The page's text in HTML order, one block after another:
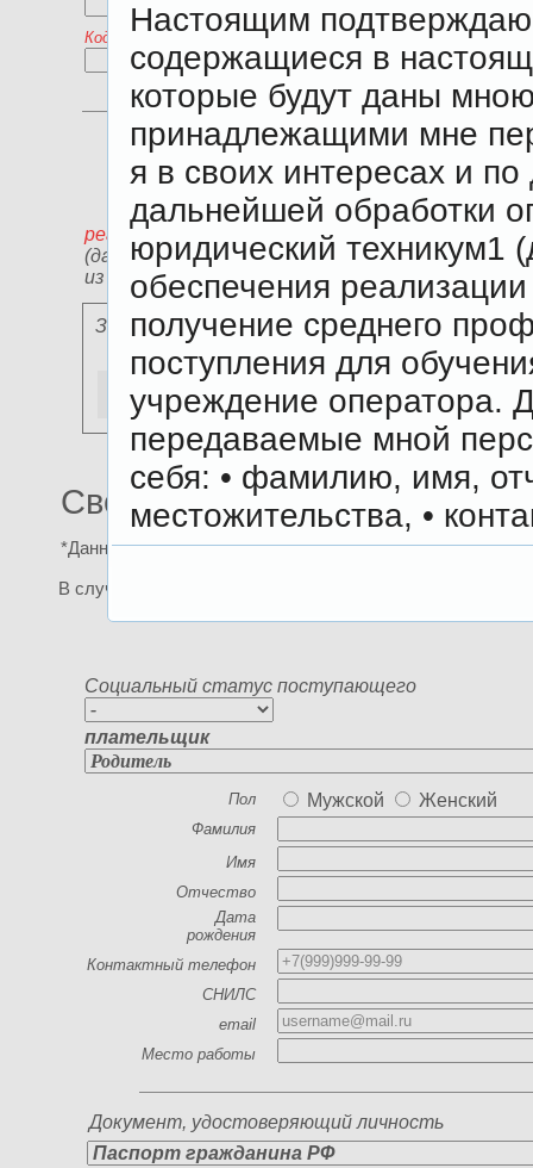
Код подразделения
Адрес
регистрации*
(данные
из паспорта)
Заполните, если фактическое место
Сведения о плательщиках
*Данные о плательщиках нужны для заполнения
В случае, если абитуриент является
Социальный статус поступающего
плательщик
Пол Мужской Женский
Фамилия
Имя
Отчество
Дата
рождения
Контактный телефон
СНИЛС
email
Место работы
Документ, удостоверяющий личность
Настоящим
содержащиеся в
которые будут даны
принадлежащими мне
я в своих интересах и
дальнейшей обработки
юридический техникум1
обеспечения
получение среднего
поступления для
учреждение оператора.
передаваемые мной
себя: • фамилию, имя,
местожительства, •
электронной почты, •
перенесенные
положение (семейное
без попечения
образования, • место
отношение к воинской
олимпиадах, конкурсах,
достижениях в них. Я
действия приемной
установленного
персональных данных в
системе, все
данные, являются
размещены на